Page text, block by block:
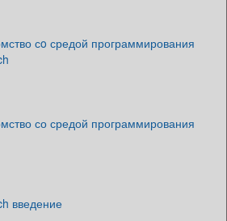
сo средой программирования
со средой программирования
введение